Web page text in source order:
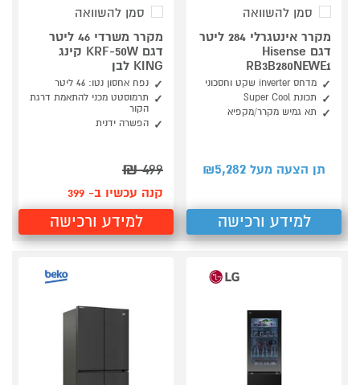
סמן להשוואה
מקרר אינטגרלי 284 ליטר
דגם Hisense
RB3B280NEWE1
מדחס inverter שקט וחסכוני
תכונת Super Cool
תא גמיש מקרר/מקפיא
תן הצעה מעל ₪ 5,282
למידע ורכישה
סמן להשוואה
מקרר משרדי 46 ליטר
דגם KRF-50W קינג
KING לבן
נפח אחסון נטו: 46 ליטר
תרמוסטט מכני להתאמת דרגת
הקור
הפשרה ידנית
499
₪
קנה עכשיו ב- 399
למידע ורכישה